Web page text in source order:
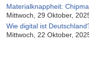
Materialknappheit:
Mittwoch, 29 Oktober,
Wie digital ist
Mittwoch, 22 Oktober,